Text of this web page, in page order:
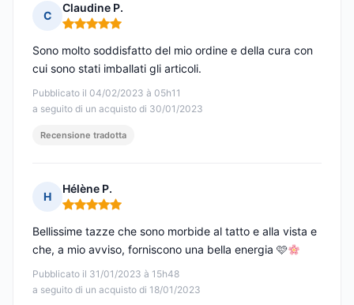
C
Claudine P.
Nota: 5 su 5
Pubblicato il 04/02/2023 à 05h11
a seguito di un acquisto di 30/01/2023
Sono molto soddisfatto del mio ordine e della cura con
cui sono stati imballati gli articoli.
Recensione tradotta
H
Hélène P.
Nota: 5 su 5
Pubblicato il 31/01/2023 à 15h48
a seguito di un acquisto di 18/01/2023
Bellissime tazze che sono morbide al tatto e alla vista e
che, a mio avviso, forniscono una bella energia 🩷